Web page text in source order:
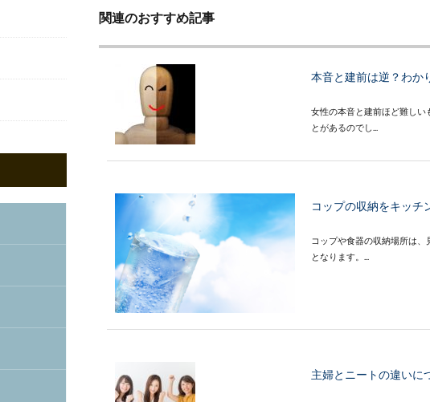
関連のおすすめ記事
本音と建前は逆？わか
女性の本音と建前ほど難しい
とがあるのでし...
コップの収納をキッチ
コップや食器の収納場所は
となります。...
主婦とニートの違いに